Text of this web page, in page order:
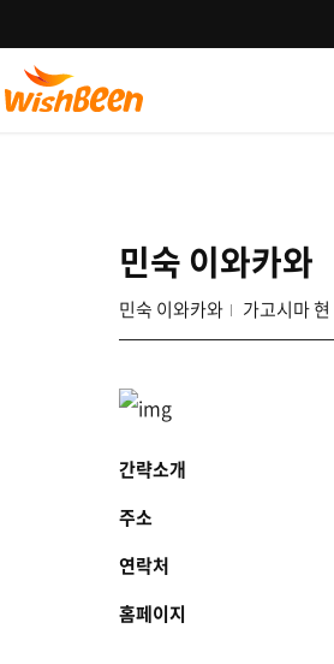
민숙 이와카와
민숙 이와카와 가고시마 현
간략소개
주소
연락처
홈페이지